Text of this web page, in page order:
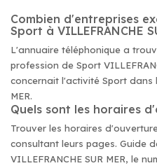
Combien d'entreprises
Sport à VILLEFRANCHE
L'annuaire téléphonique a
profession de Sport
concernait l'activité Sport dans
MER.
Quels sont les horaires
Trouver les horaires
consultant leurs pages. Guide
VILLEFRANCHE SUR MER, le